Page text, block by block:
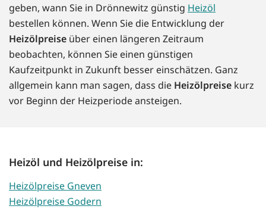
geben, wann Sie in Drönnewitz günstig Heizöl
bestellen können. Wenn Sie die Entwicklung der
Heizölpreise über einen längeren Zeitraum
beobachten, können Sie einen günstigen
Kaufzeitpunkt in Zukunft besser einschätzen. Ganz
allgemein kann man sagen, dass die Heizölpreise kurz
vor Beginn der Heizperiode ansteigen.
Heizöl und Heizölpreise in:
Heizölpreise Gneven
Heizölpreise Godern